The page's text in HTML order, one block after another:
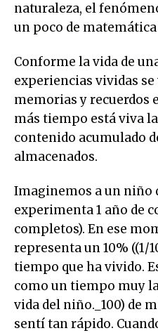
naturaleza, el
un poco de
Conforme la vida de
experiencias vividas
memorias y recuerdos
más tiempo está viva
contenido acumulado
almacenados.
Imaginemos a un niño
experimenta 1 año de
completos). En ese
representa un 10% ((1/
tiempo que ha vivido.
como un tiempo muy
vida del niño._100) de
sentí tan rápido.